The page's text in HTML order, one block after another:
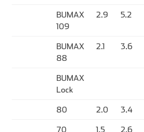
BUMAX
109
2.9 5.2
BUMAX
88
2.1 3.6
BUMAX
Lock
80 2.0 3.4
70 1.5 2.6